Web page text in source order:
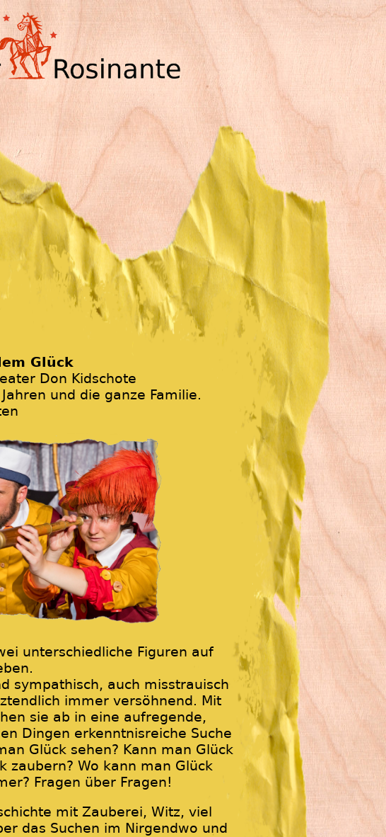
Glück
Don Kidschote
und die ganze Familie.
unterschiedliche Figuren auf
sympathisch, auch misstrauisch
immer versöhnend. Mit
sie ab in eine aufregende,
Dingen erkenntnisreiche Suche
Glück sehen? Kann man Glück
zaubern? Wo kann man Glück
Fragen über Fragen!
mit Zauberei, Witz, viel
das Suchen im Nirgendwo und